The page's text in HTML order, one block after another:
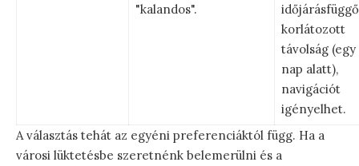
"kalandos".
korlátozott
távolság (egy
nap alatt),
navigációt
igényelhet.
A választás tehát az egyéni preferenciáktól függ. Ha a
városi lüktetésbe szeretnénk belemerülni és a